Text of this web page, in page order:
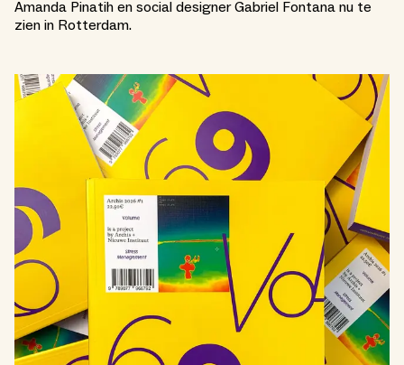
Amanda Pinatih en social designer Gabriel Fontana nu te
zien in Rotterdam.